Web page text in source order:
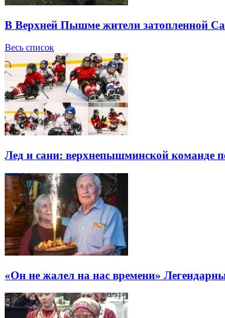
В Верхней Пышме жители затопленной
Весь список
Лед и сани: верхнепышминской команде
«Он не жалел на нас времени»